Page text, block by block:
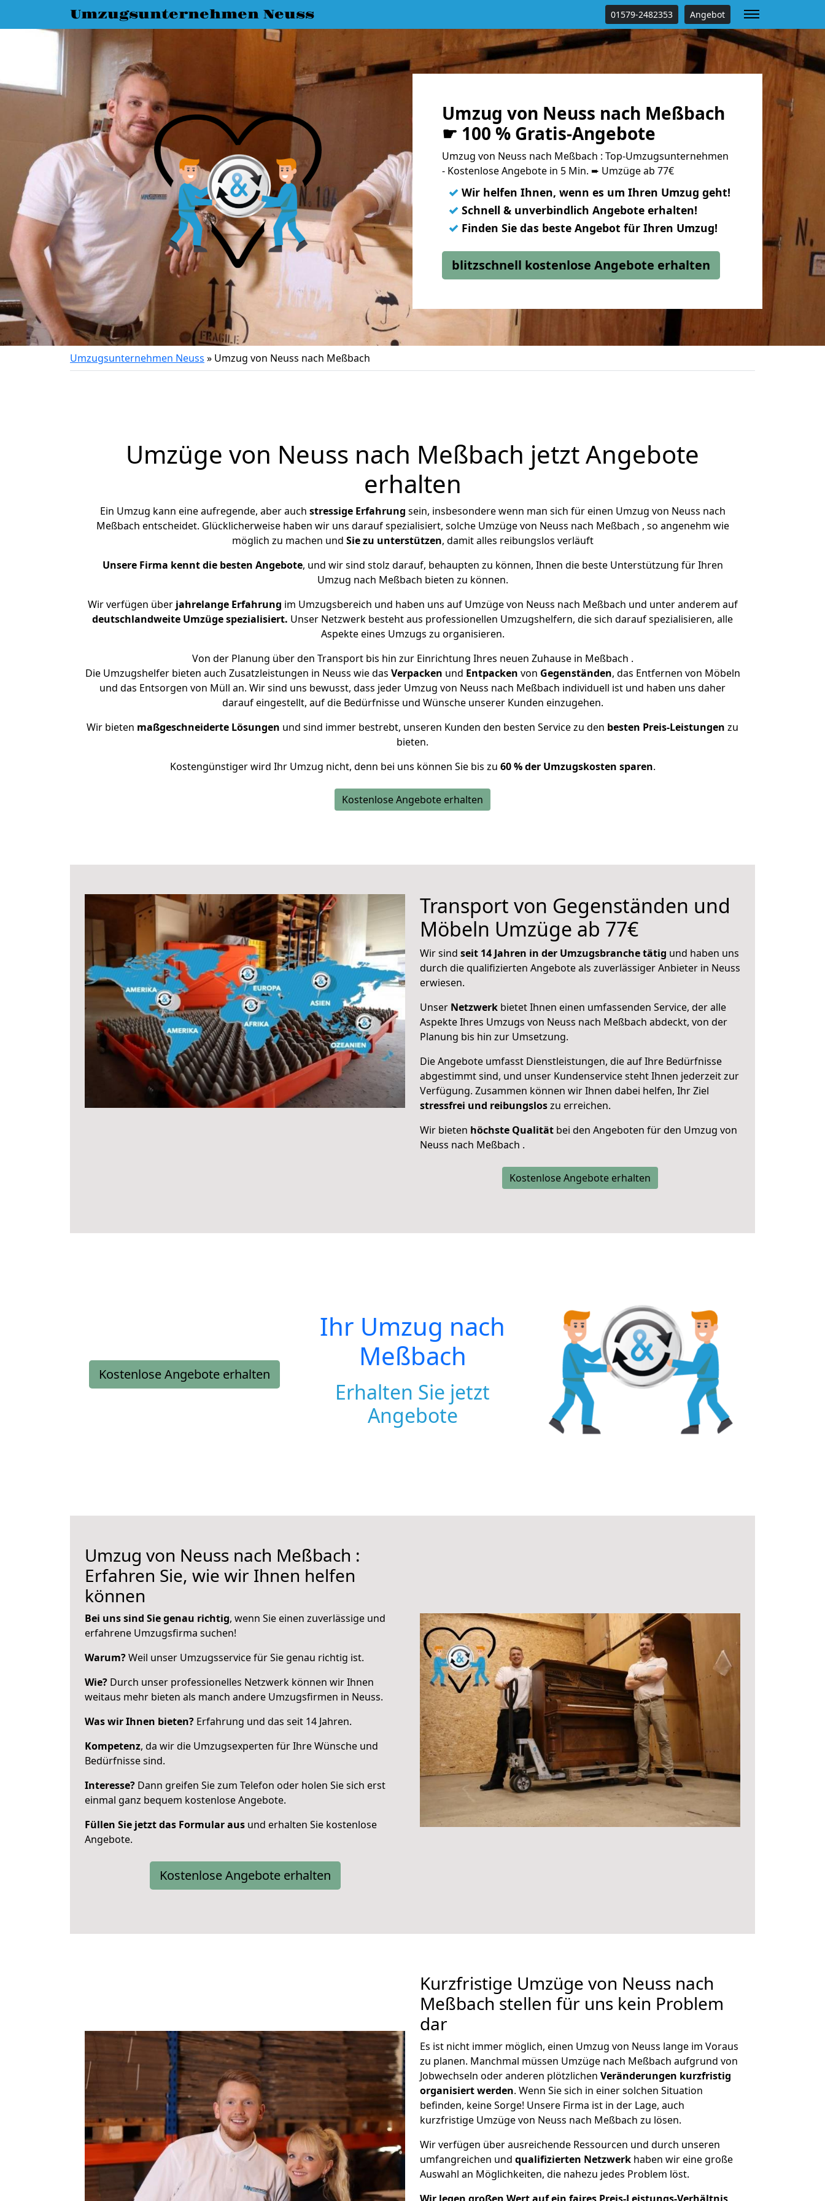
Umzugsunternehmen Neuss 01579-2482353 Angebot
Umzug von Neuss nach Meßbach
☛ 100 % Gratis-Angebote
Umzug von Neuss nach Meßbach : Top-Umzugsunternehmen
- Kostenlose Angebote in 5 Min. ➨ Umzüge ab 77€
✓ Wir helfen Ihnen, wenn es um Ihren Umzug geht!
✓ Schnell & unverbindlich Angebote erhalten!
✓ Finden Sie das beste Angebot für Ihren Umzug!
blitzschnell kostenlose Angebote erhalten
Umzugsunternehmen Neuss » Umzug von Neuss nach Meßbach
Umzüge von Neuss nach Meßbach jetzt Angebote
erhalten
Ein Umzug kann eine aufregende, aber auch stressige Erfahrung sein, insbesondere wenn man sich für einen Umzug von Neuss nach
Meßbach entscheidet. Glücklicherweise haben wir uns darauf spezialisiert, solche Umzüge von Neuss nach Meßbach , so angenehm wie
möglich zu machen und Sie zu unterstützen, damit alles reibungslos verläuft
Unsere Firma kennt die besten Angebote, und wir sind stolz darauf, behaupten zu können, Ihnen die beste Unterstützung für Ihren
Umzug nach Meßbach bieten zu können.
Wir verfügen überjahrelange Erfahrung im Umzugsbereich und haben uns auf Umzüge von Neuss nach Meßbach und unter anderem auf
deutschlandweite Umzüge spezialisiert. Unser Netzwerk besteht aus professionellen Umzugshelfern, die sich darauf spezialisieren, alle
Aspekte eines Umzugs zu organisieren.
Von der Planung über den Transport bis hin zur Einrichtung Ihres neuen Zuhause in Meßbach .
Die Umzugshelfer bieten auch Zusatzleistungen in Neuss wie das Verpacken und Entpacken von Gegenständen, das Entfernen von Möbeln
und das Entsorgen von Müll an. Wir sind uns bewusst, dass jeder Umzug von Neuss nach Meßbach individuell ist und haben uns daher
darauf eingestellt, auf die Bedürfnisse und Wünsche unserer Kunden einzugehen.
Wir bieten maßgeschneiderte Lösungen und sind immer bestrebt, unseren Kunden den besten Service zu den besten Preis-Leistungen zu
bieten.
Kostengünstiger wird Ihr Umzug nicht, denn bei uns können Sie bis zu 60 % der Umzugskosten sparen.
Kostenlose Angebote erhalten
Transport von Gegenständen und
Möbeln Umzüge ab 77€
Wir sind seit 14 Jahren in der Umzugsbranche tätig und haben uns
durch die qualifizierten Angebote als zuverlässiger Anbieter in Neuss
erwiesen.
Unser Netzwerk bietet Ihnen einen umfassenden Service, der alle
Aspekte Ihres Umzugs von Neuss nach Meßbach abdeckt, von der
Planung bis hin zur Umsetzung.
Die Angebote umfasst Dienstleistungen, die auf Ihre Bedürfnisse
abgestimmt sind, und unser Kundenservice steht Ihnen jederzeit zur
Verfügung. Zusammen können wir Ihnen dabei helfen, Ihr Ziel
stressfrei und reibungsloszu erreichen.
Wir bieten höchste Qualität bei den Angeboten für den Umzug von
Neuss nach Meßbach .
Kostenlose Angebote erhalten
Kostenlose Angebote erhalten
Ihr Umzug nach
Meßbach
Erhalten Sie jetzt
Angebote
Umzug von Neuss nach Meßbach :
Erfahren Sie, wie wir Ihnen helfen
können
Bei uns sind Sie genau richtig, wenn Sie einen zuverlässige und
erfahrene Umzugsfirma suchen!
Warum?Weil unser Umzugsservice für Sie genau richtig ist.
Wie? Durch unser professionelles Netzwerk können wir Ihnen
weitaus mehr bieten als manch andere Umzugsfirmen in Neuss.
Was wir Ihnen bieten? Erfahrung und das seit 14 Jahren.
Kompetenz, da wir die Umzugsexperten für Ihre Wünsche und
Bedürfnisse sind.
Interesse? Dann greifen Sie zum Telefon oder holen Sie sich erst
einmal ganz bequem kostenlose Angebote.
Füllen Sie jetzt das Formular aus und erhalten Sie kostenlose
Angebote.
Kostenlose Angebote erhalten
Kurzfristige Umzüge von Neuss nach
Meßbach stellen für uns kein Problem
dar
Es ist nicht immer möglich, einen Umzug von Neuss lange im Voraus
zu planen. Manchmal müssen Umzüge nach Meßbach aufgrund von
Jobwechseln oder anderen plötzlichen Veränderungen kurzfristig
organisiert werden. Wenn Sie sich in einer solchen Situation
befinden, keine Sorge! Unsere Firma ist in der Lage, auch
kurzfristige Umzüge von Neuss nach Meßbach zu lösen.
Wir verfügen über ausreichende Ressourcen und durch unseren
umfangreichen und qualifizierten Netzwerk haben wir eine große
Auswahl an Möglichkeiten, die nahezu jedes Problem löst.